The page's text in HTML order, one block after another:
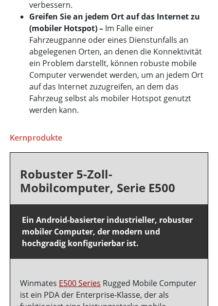
verbessern.
Greifen Sie an jedem Ort auf das Internet zu
(mobiler Hotspot) – Im Falle einer
Fahrzeugpanne oder eines Dienstunfalls an
abgelegenen Orten, an denen die Konnektivität
ein Problem darstellt, können robuste mobile
Computer verwendet werden, um an jedem Ort
auf das Internet zuzugreifen, an dem das
Fahrzeug selbst als mobiler Hotspot genutzt
werden kann.
Kernprodukte
Robuster 5-Zoll-
Mobilcomputer, Serie E500
Ein Android-basierter industrieller, robuster
mobiler Computer, der modern und
hochgradig konfigurierbar ist.
Winmates E500 Series Rugged Mobile Computer
ist ein PDA der Enterprise-Klasse, der als